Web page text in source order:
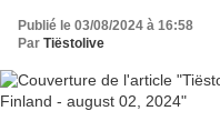
Publié le 03/08/2024 à 16:58
Par Tiëstolive